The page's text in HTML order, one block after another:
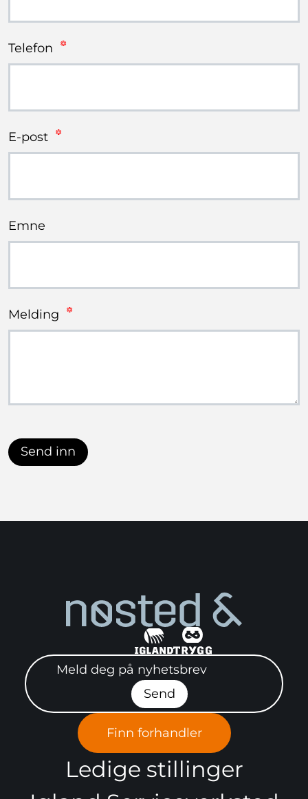
Telefon
E-post
Emne
Melding
Send inn
Meld deg på nyhetsbrev"
Send
Finn forhandler
Ledige stillinger